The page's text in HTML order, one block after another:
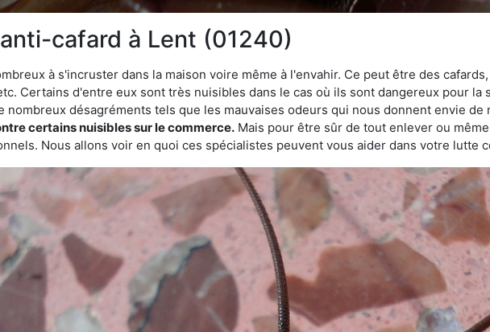
cafard à Lent (01240)
à s'incruster dans la maison voire même à l'envahir. Ce peut être des
Certains d'entre eux sont très nuisibles dans le cas où ils sont dangereux pour la
nombreux désagréments tels que les mauvaises odeurs qui nous donnent envie de
certains nuisibles sur le commerce. Mais pour être sûr de tout enlever ou
Nous allons voir en quoi ces spécialistes peuvent vous aider dans votre lutte